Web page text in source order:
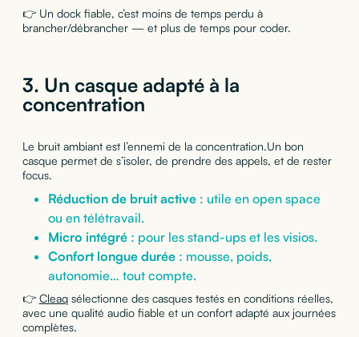
👉 Un dock fiable, c’est moins de temps perdu à
brancher/débrancher — et plus de temps pour coder.
3. Un casque adapté à la
concentration
Le bruit ambiant est l’ennemi de la concentration.Un bon
casque permet de s’isoler, de prendre des appels, et de rester
focus.
Réduction de bruit active: utile en open space
ou en télétravail.
Micro intégré: pour les stand-ups et les visios.
Confort longue durée: mousse, poids,
autonomie… tout compte.
👉 Cleaqsélectionne des casques testés en conditions réelles,
avec une qualité audio fiable et un confort adapté aux journées
complètes.